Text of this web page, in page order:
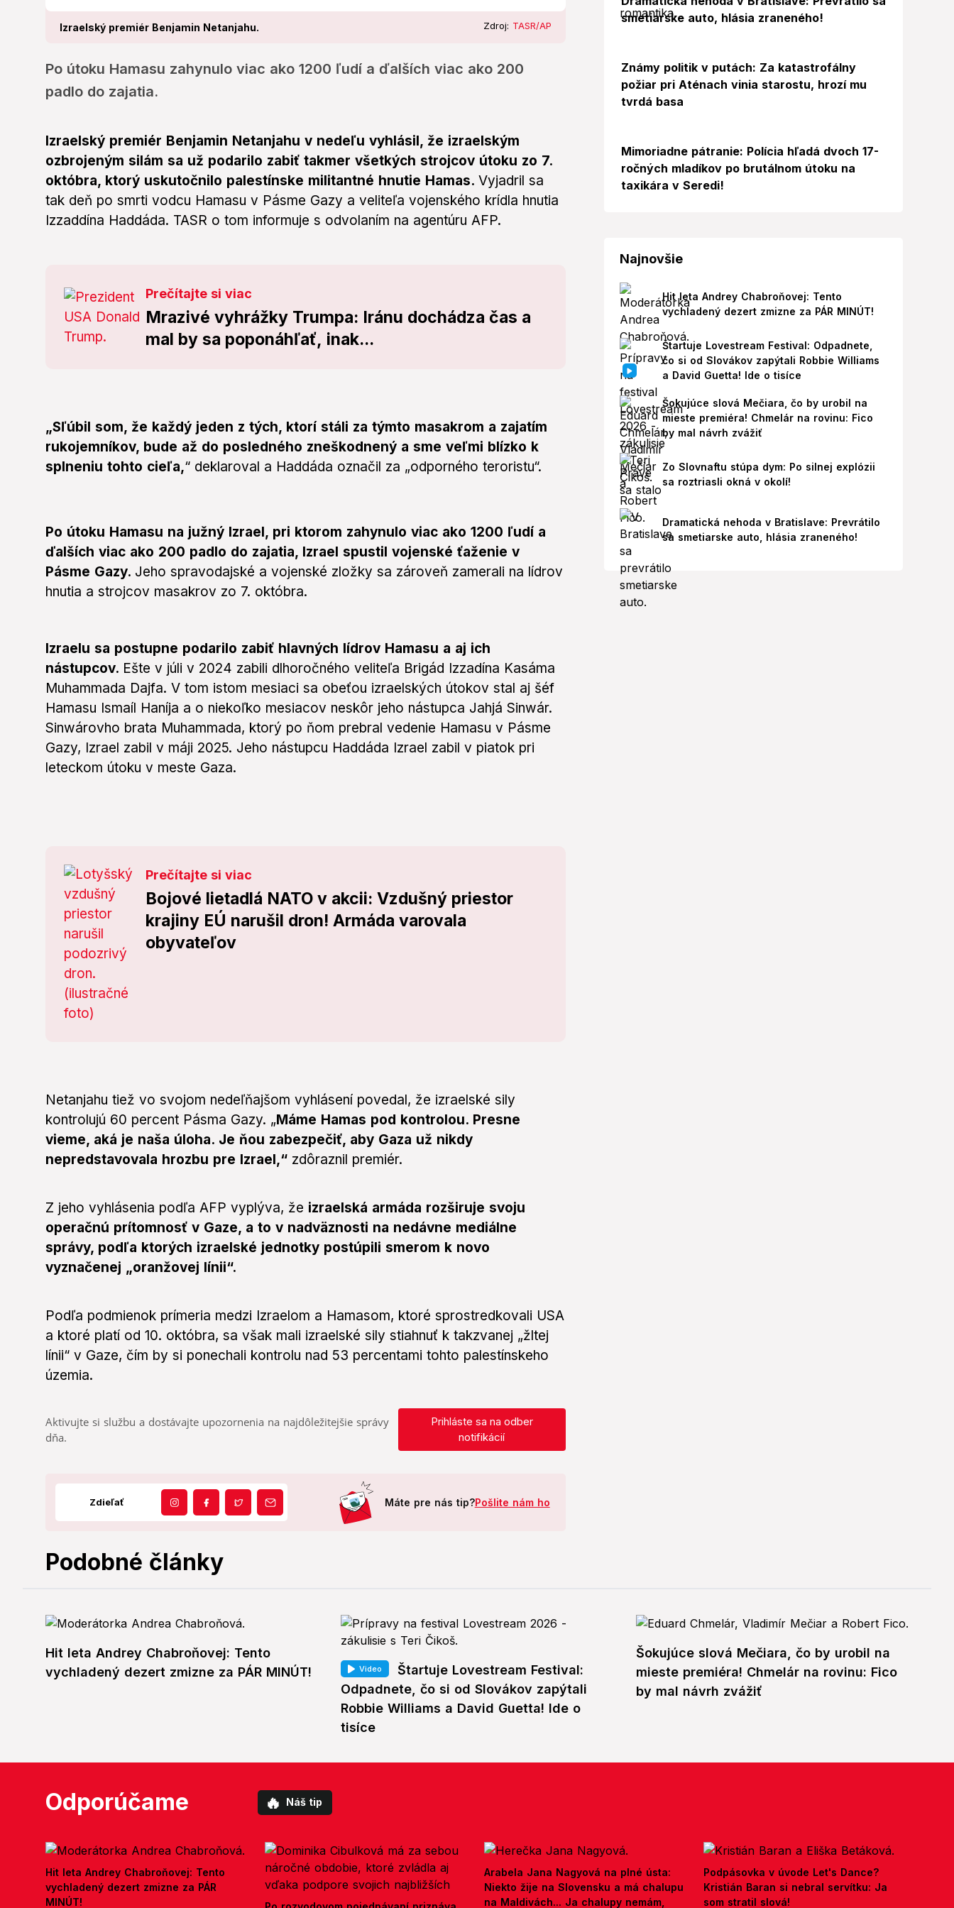
Izraelský premiér Benjamin Netanjahu. Zdroj: TASR/AP
Po útoku Hamasu zahynulo viac ako 1200 ľudí a ďalších viac ako 200
padlo do zajatia.
Izraelský premiér Benjamin Netanjahu v nedeľu vyhlásil, že izraelským
ozbrojeným silám sa už podarilo zabiť takmer všetkých strojcov útoku zo 7.
októbra, ktorý uskutočnilo palestínske militantné hnutie Hamas. Vyjadril sa
tak deň po smrti vodcu Hamasu v Pásme Gazy a veliteľa vojenského krídla hnutia
Izzaddína Haddáda. TASR o tom informuje s odvolaním na agentúru AFP.
Prečítajte si viac
Mrazivé vyhrážky Trumpa: Iránu dochádza čas a
mal by sa poponáhľať, inak...
„Sľúbil som, že každý jeden z tých, ktorí stáli za týmto masakrom a zajatím
rukojemníkov, bude až do posledného zneškodnený a sme veľmi blízko k
splneniu tohto cieľa,“ deklaroval a Haddáda označil za „odporného teroristu“.
Po útoku Hamasu na južný Izrael, pri ktorom zahynulo viac ako 1200 ľudí a
ďalších viac ako 200 padlo do zajatia, Izrael spustil vojenské ťaženie v
Pásme Gazy. Jeho spravodajské a vojenské zložky sa zároveň zamerali na lídrov
hnutia a strojcov masakrov zo 7. októbra.
Izraelu sa postupne podarilo zabiť hlavných lídrov Hamasu a aj ich
nástupcov. Ešte v júli v 2024 zabili dlhoročného veliteľa Brigád Izzadína Kasáma
Muhammada Dajfa. V tom istom mesiaci sa obeťou izraelských útokov stal aj šéf
Hamasu Ismaíl Haníja a o niekoľko mesiacov neskôr jeho nástupca Jahjá Sinwár.
Sinwárovho brata Muhammada, ktorý po ňom prebral vedenie Hamasu v Pásme
Gazy, Izrael zabil v máji 2025. Jeho nástupcu Haddáda Izrael zabil v piatok pri
leteckom útoku v meste Gaza.
Prečítajte si viac
Bojové lietadlá NATO v akcii: Vzdušný priestor
krajiny EÚ narušil dron! Armáda varovala
obyvateľov
Netanjahu tiež vo svojom nedeľňajšom vyhlásení povedal, že izraelské sily
kontrolujú 60 percent Pásma Gazy. „Máme Hamas pod kontrolou. Presne
vieme, aká je naša úloha. Je ňou zabezpečiť, aby Gaza už nikdy
nepredstavovala hrozbu pre Izrael,“ zdôraznil premiér.
Z jeho vyhlásenia podľa AFP vyplýva, že izraelská armáda rozširuje svoju
operačnú prítomnosť v Gaze, a to v nadväznosti na nedávne mediálne
správy, podľa ktorých izraelské jednotky postúpili smerom k novo
vyznačenej „oranžovej línii“.
Podľa podmienok prímeria medzi Izraelom a Hamasom, ktoré sprostredkovali USA
a ktoré platí od 10. októbra, sa však mali izraelské sily stiahnuť k takzvanej „žltej
línii“ v Gaze, čím by si ponechali kontrolu nad 53 percentami tohto palestínskeho
územia.
Aktivujte si službu a dostávajte upozornenia na najdôležitejšie správy
dňa.
Prihláste sa na odber
notifikácií
Zdieľať Máte pre nás tip?Pošlite nám ho
smetiarske auto, hlásia zraneného!
Známy politik v putách: Za katastrofálny
požiar pri Aténach vinia starostu, hrozí mu
tvrdá basa
Mimoriadne pátranie: Polícia hľadá dvoch 17-
ročných mladíkov po brutálnom útoku na
taxikára v Seredi!
Najnovšie
Hit leta Andrey Chabroňovej: Tento
vychladený dezert zmizne za PÁR MINÚT!
Štartuje Lovestream Festival: Odpadnete,
čo si od Slovákov zapýtali Robbie Williams
a David Guetta! Ide o tisíce
Šokujúce slová Mečiara, čo by urobil na
mieste premiéra! Chmelár na rovinu: Fico
by mal návrh zvážiť
Zo Slovnaftu stúpa dym: Po silnej explózii
sa roztriasli okná v okolí!
Dramatická nehoda v Bratislave: Prevrátilo
sa smetiarske auto, hlásia zraneného!
Podobné články
Hit leta Andrey Chabroňovej: Tento
vychladený dezert zmizne za PÁR MINÚT!
Video
Štartuje Lovestream Festival:
Odpadnete, čo si od Slovákov zapýtali
Robbie Williams a David Guetta! Ide o
tisíce
Šokujúce slová Mečiara, čo by urobil na
mieste premiéra! Chmelár na rovinu: Fico
by mal návrh zvážiť
Odporúčame 🔥 Náš tip
Hit leta Andrey Chabroňovej: Tento
vychladený dezert zmizne za PÁR
MINÚT!
Arabela Jana Nagyová na plné ústa:
Niekto žije na Slovensku a má chalupu
na Maldivách... Ja chalupy nemám,
Podpásovka v úvode Let's Dance?
Kristián Baran si nebral servítku: Ja
som stratil slová!